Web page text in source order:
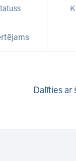
Dalīties ar